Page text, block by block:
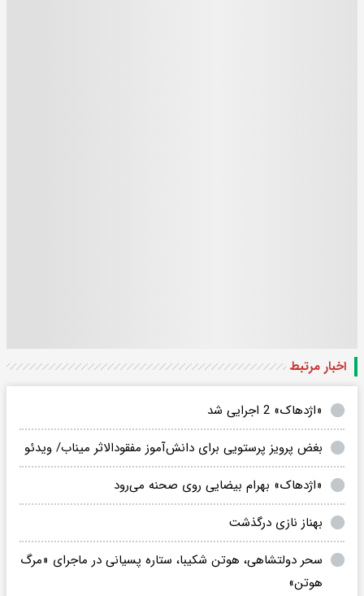
اخبار مرتبط
«اژدهاک» 2 اجرایی شد
بغض پرویز پرستویی برای دانش‌آموز مفقودالاثر میناب/ ویدئو
«اژدهاک» بهرام بیضایی روی صحنه می‌رود
بهناز نازی درگذشت
سحر دولتشاهی، هوتن شکیبا، ستاره پسیانی در ماجرای «مرگ
هوتن»